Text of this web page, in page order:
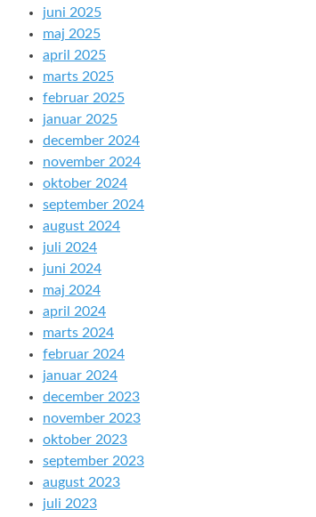
juni 2025
maj 2025
april 2025
marts 2025
februar 2025
januar 2025
december 2024
november 2024
oktober 2024
september 2024
august 2024
juli 2024
juni 2024
maj 2024
april 2024
marts 2024
februar 2024
januar 2024
december 2023
november 2023
oktober 2023
september 2023
august 2023
juli 2023